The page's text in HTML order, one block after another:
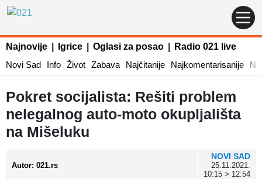
Najnovije Igrice Oglasi za posao
Radio 021 live
Novi Sad
Info Život Zabava Najčitanije Najkomentarisanije
Pokret socijalista: Rešiti problem
nelegalnog auto-moto okupljališta
na Mišeluku
Autor: 021.rs
NOVI SAD
25.11.2021.
10:15 > 12:54